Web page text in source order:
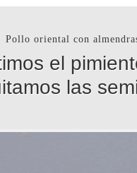
Pollo oriental con
el
las